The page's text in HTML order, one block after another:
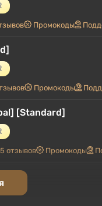
Промокоды
Промокоды
[Standard]
отзывов Промокоды